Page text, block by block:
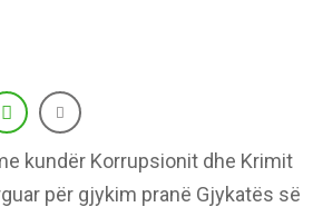
kundër Korrupsionit dhe Krimit
për gjykim pranë Gjykatës së